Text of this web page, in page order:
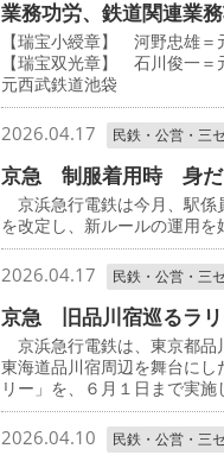
業務功労、鉄道関連業
【瑞宝小綬章】 河野忠雄＝
【瑞宝双光章】 石川俊一
元西武鉄道池袋
2026.04.17 民鉄・公営・三
京急 制服着用時 身だ
京浜急行電鉄は今月、駅係
を改定し、新ルールの運用を
2026.04.17 民鉄・公営・三
京急 旧品川宿巡るラ
京浜急行電鉄は、東京都品
東海道品川宿周辺を舞台に
リー」を、６月１日まで実施
2026.04.10 民鉄・公営・三